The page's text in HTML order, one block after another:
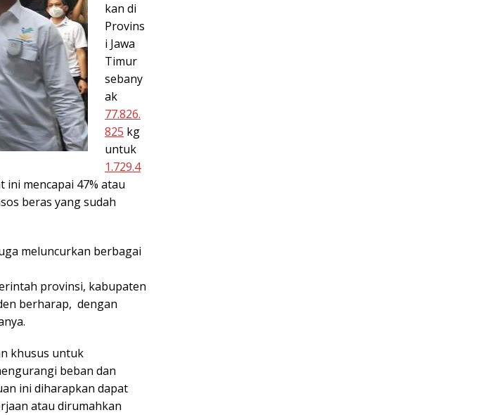
kan di
Provins
i Jawa
Timur
sebany
ak
77.826.
825 kg
untuk
1.729.4
ini mencapai 47% atau
beras yang sudah
meluncurkan berbagai
provinsi, kabupaten
berharap, dengan
khusus untuk
beban dan
ini diharapkan dapat
atau dirumahkan